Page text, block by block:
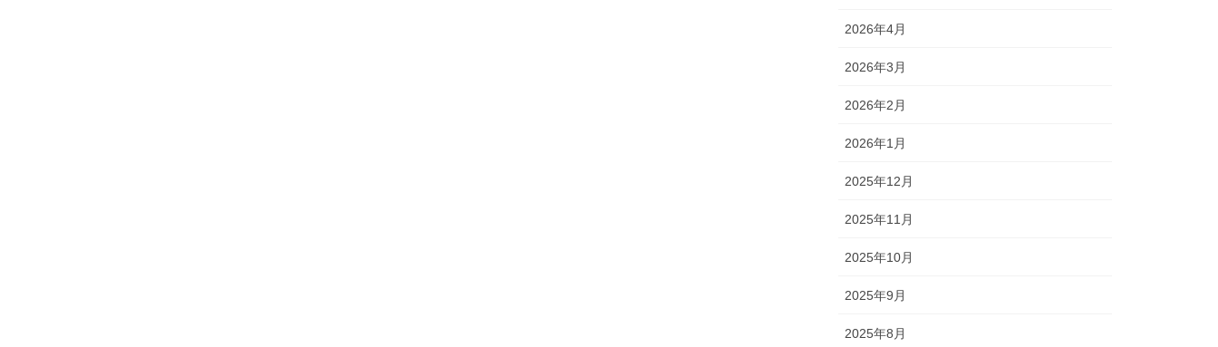
2026年4月
2026年3月
2026年2月
2026年1月
2025年12月
2025年11月
2025年10月
2025年9月
2025年8月